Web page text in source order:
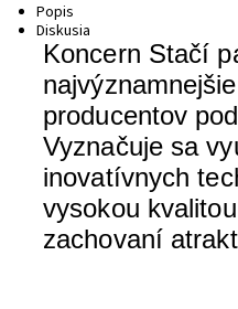
Popis
Diskusia
Koncern Stačí
najvýznamnejšie
producentov
Vyznačuje sa
inovatívnych
vysokou kvalitou
zachovaní